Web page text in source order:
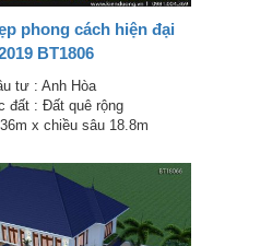
phong cách hiện đại
BT1806
tư : Anh Hòa
đất : Đất quê rộng
x chiều sâu 18.8m